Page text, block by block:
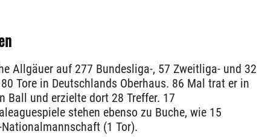
Allgäuer auf 277 Bundesliga-, 57 Zweitliga- und 32
Tore in Deutschlands Oberhaus. 86 Mal trat er in
Ball und erzielte dort 28 Treffer. 17
stehen ebenso zu Buche, wie 15
(1 Tor).